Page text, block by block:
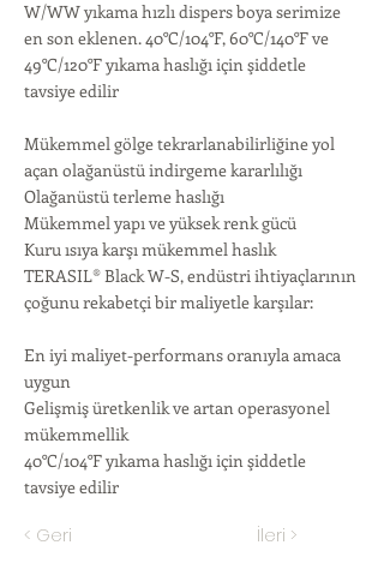
W/WW yıkama hızlı dispers boya serimize
en son eklenen. 40°C/104°F, 60°C/140°F ve
49°C/120°F yıkama haslığı için şiddetle
tavsiye edilir
Mükemmel gölge tekrarlanabilirliğine yol
açan olağanüstü indirgeme kararlılığı
Olağanüstü terleme haslığı
Mükemmel yapı ve yüksek renk gücü
Kuru ısıya karşı mükemmel haslık
TERASIL® Black W-S, endüstri ihtiyaçlarının
çoğunu rekabetçi bir maliyetle karşılar:
En iyi maliyet-performans oranıyla amaca
uygun
Gelişmiş üretkenlik ve artan operasyonel
mükemmellik
40°C/104°F yıkama haslığı için şiddetle
tavsiye edilir
< Geri İleri >